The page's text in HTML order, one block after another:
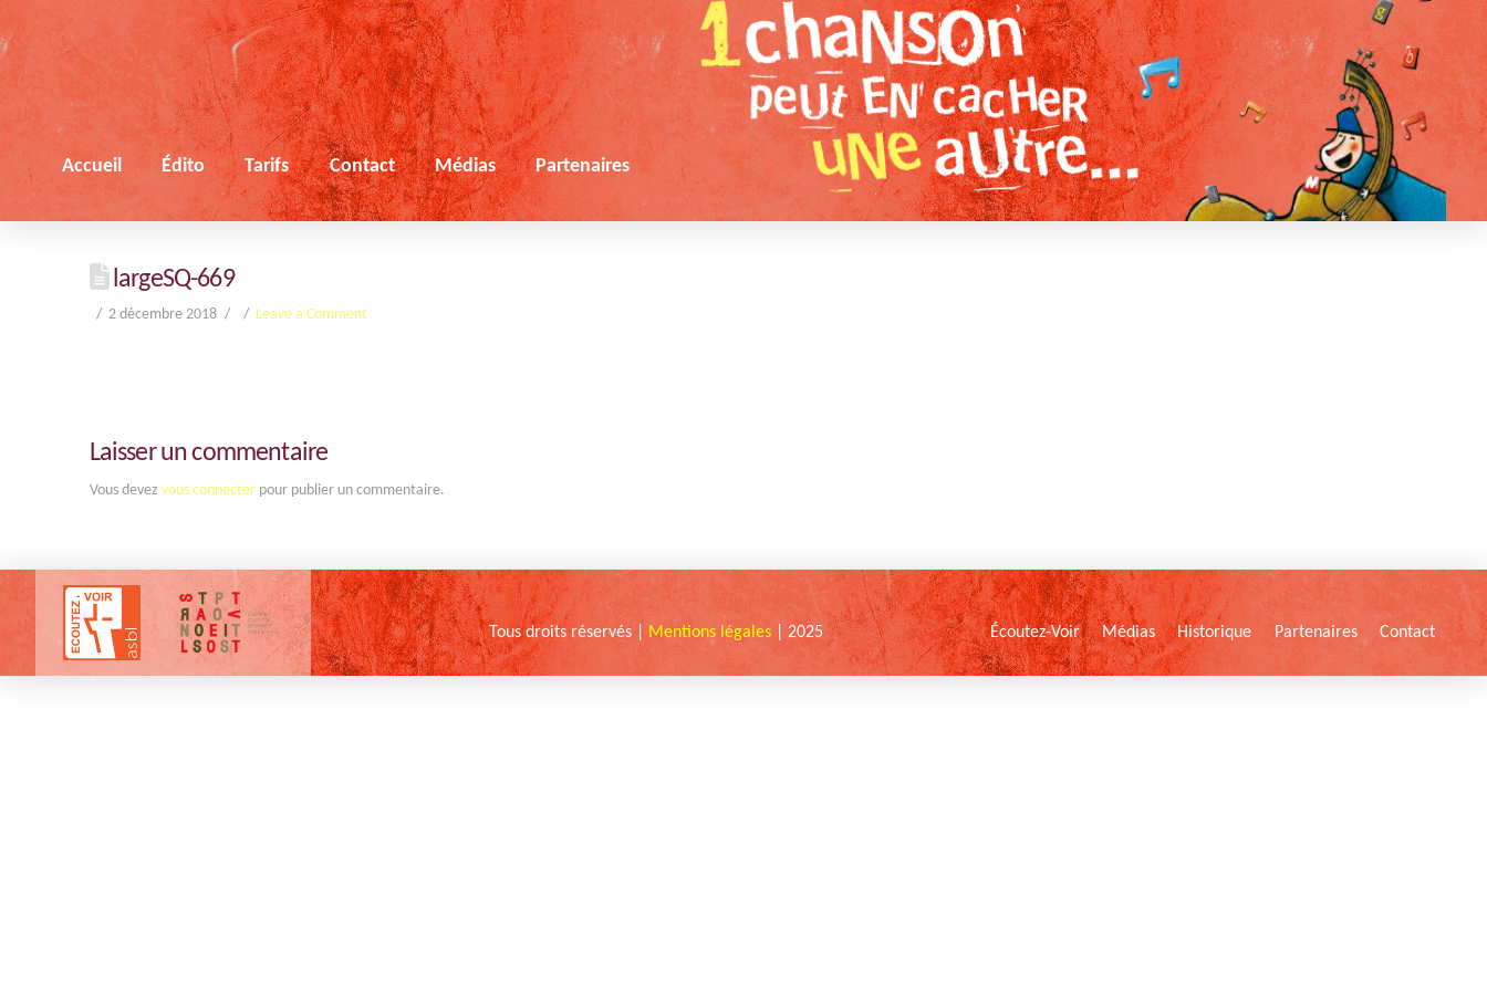
Accueil Édito Tarifs Contact Médias Partenaires
largeSQ-669
2 décembre 2018 Leave a Comment
Laisser un commentaire
Vous devez vous connecterpour publier un commentaire.
Tous droits réservés | Mentions légales | 2025 Écoutez-Voir Médias Historique Partenaires Contact